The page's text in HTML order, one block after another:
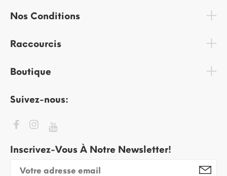
Nos Conditions
Raccourcis
Boutique
Suivez-nous:
Inscrivez-Vous À Notre Newsletter!